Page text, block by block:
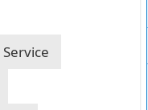
Service